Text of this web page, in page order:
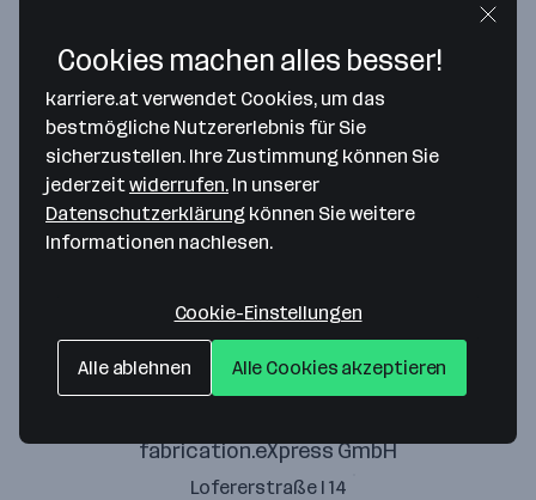
Bitte stimme unseren Cookie-
Richtlinien zu, um diese Karte
anzuzeigen.
fabrication.eXpress GmbH
Lofererstraße l 14
Cookies machen alles besser!
karriere.at verwendet Cookies, um das
bestmögliche Nutzererlebnis für Sie
sicherzustellen. Ihre Zustimmung können Sie
jederzeitwiderrufen. In unserer
Datenschutzerklärung können Sie weitere
Informationen nachlesen.
Cookie-Einstellungen
Alle ablehnen Alle Cookies akzeptieren